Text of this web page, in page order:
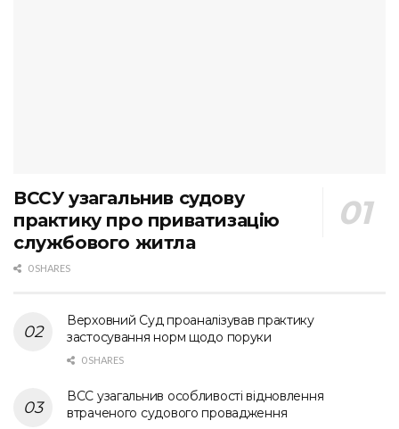
ВССУ узагальнив судову
практику про приватизацію
службового житла
0 SHARES
Верховний Суд проаналізував практику
застосування норм щодо поруки
0 SHARES
ВСС узагальнив особливості відновлення
втраченого судового провадження